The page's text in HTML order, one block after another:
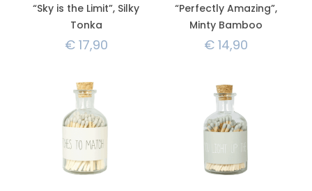
“Sky is the Limit”, Silky
Tonka
€17,90
“Perfectly Amazing”,
Minty Bamboo
€ 14,90